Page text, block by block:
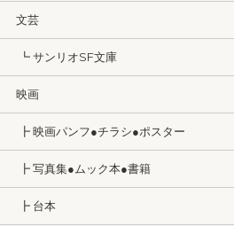
文芸
┗ サンリオSF文庫
映画
┣ 映画パンフ●チラシ●ポスター
┣ 写真集●ムック本●書籍
┣ 台本